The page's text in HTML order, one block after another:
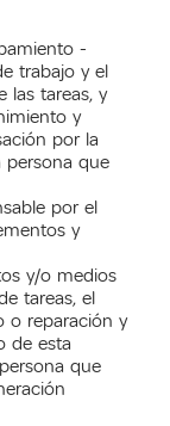
-
trabajo y el
las tareas, y
y
por la
persona que
por el
y
y/o medios
tareas, el
o reparación y
de esta
que